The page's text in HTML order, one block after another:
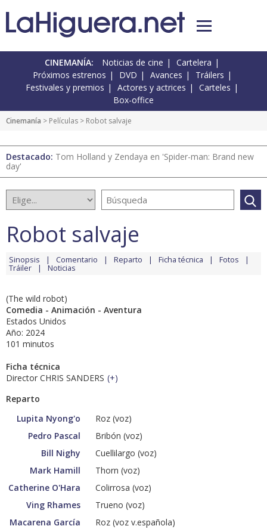
CINEMANÍA: Noticias de cine
Cartelera
Próximos estrenos
DVD Avances
Tráilers
Festivales y premios
Actores y actrices
Carteles
Box-office
Cinemanía > Películas > Robot salvaje
Destacado: Tom Holland y Zendaya en 'Spider-man: Brand new
day'
Robot salvaje
Sinopsis Comentario Reparto Ficha técnica Fotos
Tráiler Noticias
(The wild robot)
Comedia - Animación - Aventura
Estados Unidos
Año: 2024
101 minutos
Ficha técnica
Director CHRIS SANDERS (+)
Reparto
Lupita Nyong'o
Roz (voz)
Pedro Pascal
Bribón (voz)
Bill Nighy
Cuellilargo (voz)
Mark Hamill
Thorn (voz)
Catherine O'Hara
Colirrosa (voz)
Ving Rhames
Trueno (voz)
Macarena García
Roz (voz v.española)